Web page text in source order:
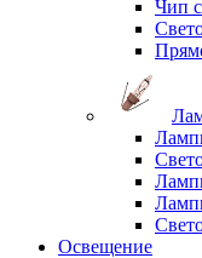
Чип
Освещение